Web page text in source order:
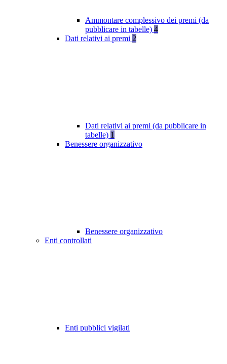
Ammontare complessivo dei premi (da
pubblicare in tabelle) 4
Dati relativi ai premi 2
Dati relativi ai premi (da pubblicare in
tabelle) 1
Benessere organizzativo
Benessere organizzativo
Enti controllati
Enti pubblici vigilati